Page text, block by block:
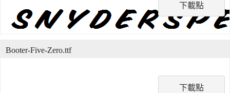
下載點
下載點
Booter-Five-Zero.ttf